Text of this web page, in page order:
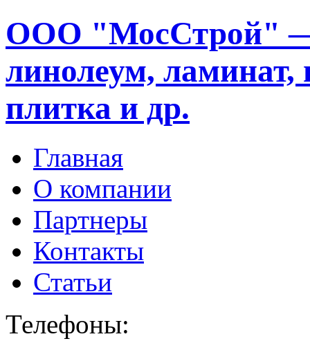
ООО "МосСтрой" —
линолеум, ламинат,
плитка и др.
Главная
О компании
Партнеры
Контакты
Статьи
Телефоны: